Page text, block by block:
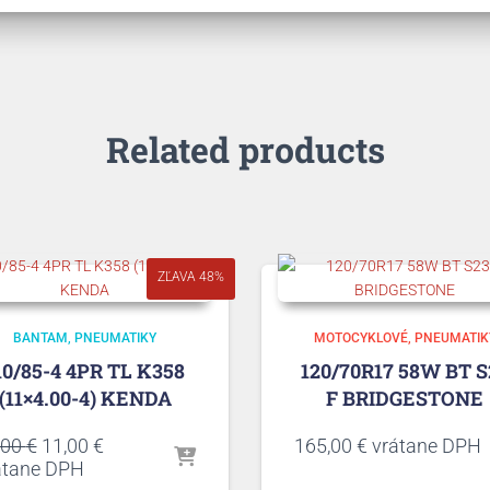
Related products
ZĽAVA 48%
BANTAM PNEUMATIKY
85-4 4PR TL K358
4) KENDA
€ Pôvodná
cena
11,00 €Aktuálna
DPH
MOTOCYKLOVÉ
120/70R17 58W BT
F BRIDGESTONE
165,00 € vrátane DPH